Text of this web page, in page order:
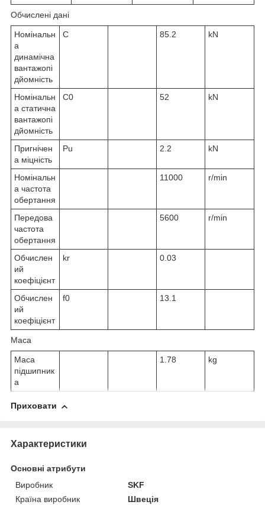
Обчислені дані
Номінальн
а
динамічна
вантажопі
дйомність
C 85.2 kN
Номінальн
а статична
вантажопі
дйомність
C0 52 kN
Пригнічен
а міцність
Pu 2.2 kN
Номінальн
а частота
обертання
11000 r/min
Передова
частота
обертання
5600 r/min
Обчислен
ий
коефіцієнт
kr 0.03
Обчислен
ий
коефіцієнт
f0 13.1
Маса
Маса
підшипник
а
1.78 kg
Приховати
Характеристики
Основні атрибути
Виробник
SKF
Країна виробник
Швеція